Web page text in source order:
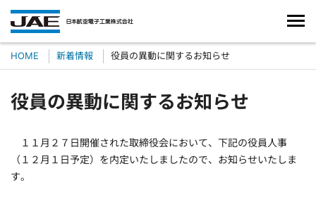
HOME 新着情報 役員の異動に関するお知らせ
役員の異動に関するお知らせ
１１月２７日開催された取締役会において、下記の役員人事
（１２月１日予定）を内定いたしましたので、お知らせいたしま
す。